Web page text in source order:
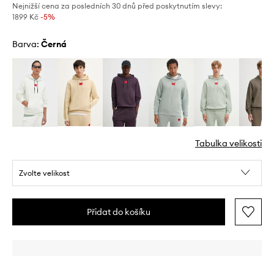
Nejnižší cena za posledních 30 dnů před poskytnutím slevy:
1899 Kč -5%
Barva: černá
Tabulka velikosti
Zvolte velikost
Přidat do košíku